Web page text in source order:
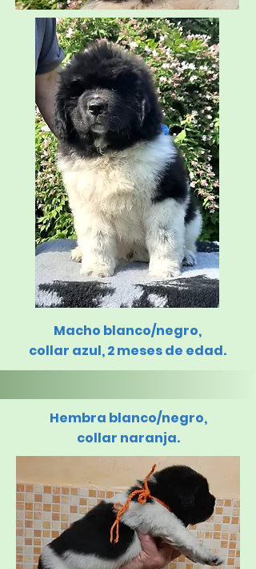
Macho blanco/negro,
collar azul, 2 meses de edad.
Hembra blanco/negro,
collar naranja.